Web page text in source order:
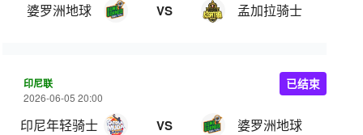
婆罗洲地球 VS 孟加拉骑士
印尼联
2026-06-05 20:00
印尼年轻骑士 VS 婆罗洲地球
已结束